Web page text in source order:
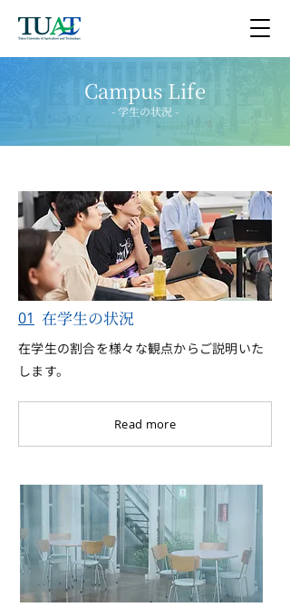
Campus Life
- 学生の状況 -
01 在学生の状況
在学生の割合を様々な観点からご説明いた
します。
Read more